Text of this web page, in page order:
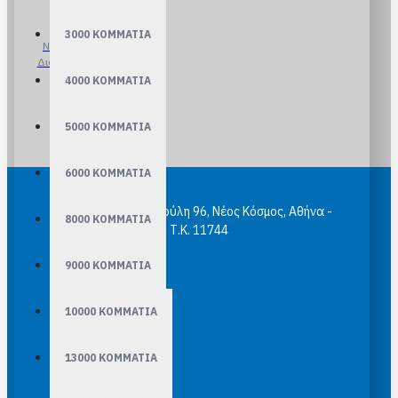
3000 ΚΟΜΜΑΤΙΑ
4000 ΚΟΜΜΑΤΙΑ
5000 ΚΟΜΜΑΤΙΑ
6000 ΚΟΜΜΑΤΙΑ
8000 ΚΟΜΜΑΤΙΑ
9000 ΚΟΜΜΑΤΙΑ
10000 ΚΟΜΜΑΤΙΑ
13000 ΚΟΜΜΑΤΙΑ
Ναι στο
Διαδίκτυο
epuzzle.gr Κασομούλη 96, Νέος Κόσμος, Αθήνα -
Τ.Κ. 11744